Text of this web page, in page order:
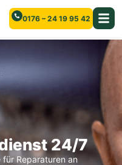
0176 – 24 19 95 42
24/7
Reparaturen an